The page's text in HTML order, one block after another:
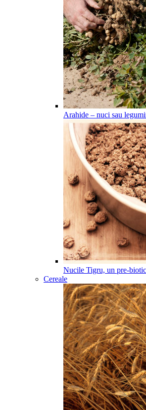
Arahide – nuci sau
Nucile Tigru, un pre-
Cereale